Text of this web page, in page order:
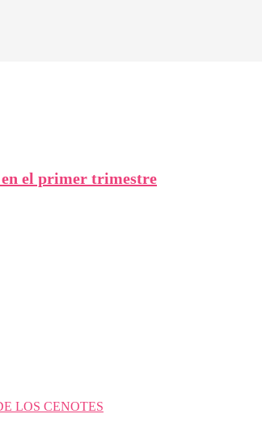
en el primer trimestre
LOS CENOTES